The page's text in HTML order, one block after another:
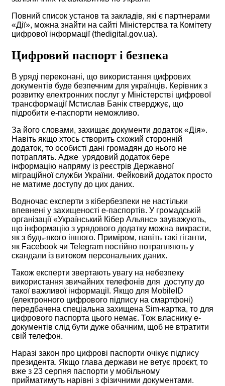
Повний список установ та закладів, які є партнерами
«Дії», можна знайти на сайті Міністерства та Комітету
цифрової інформації (thedigital.gov.ua).
Цифровий паспорт і безпека
В уряді переконані, що використання цифрових
документів буде безпечним для українців. Керівник з
розвитку електронних послуг у Міністерстві цифрової
трансформації Мстислав Банік стверджує, що
підробити е-паспорти неможливо.
За його словами, захищає документи додаток «Дія».
Навіть якщо хтось створить схожий сторонній
додаток, то особисті дані громадян до нього не
потраплять. Адже урядовий додаток бере
інформацію напряму із реєстрів Державної
міграційної служби України. Фейковий додаток просто
не матиме доступу до цих даних.
Водночас експерти з кібербезпеки не настільки
впевнені у захищеності е-паспортів. У громадській
організації «Український Кібер Альянс» зауважують,
що інформацію з урядового додатку можна викрасти,
як з будь-якого іншого. Приміром, навіть такі гіганти,
як Facebook чи Telegram постійно потрапляють у
скандали із витоком персональних даних.
Також експерти звертають увагу на небезпеку
використання звичайних телефонів для доступу до
такої важливої інформації. Якщо для MobileID
(електронного цифрового підпису на смартфоні)
передбачена спеціальна захищена Sim-картка, то для
цифрового паспорта цього немає. Тож власнику е-
документів слід бути дуже обачним, щоб не втратити
свій телефон.
Наразі закон про цифрові паспорти очікує підпису
президента. Якщо глава держави не ветує проєкт, то
вже з 23 серпня паспорти у мобільному
прийматимуть нарівні з фізичними документами.